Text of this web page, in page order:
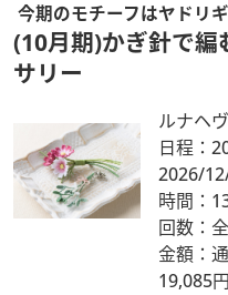
今期のモチーフはヤドリ
(10月期)かぎ針で編
サリー
ルナヘ
日程：
2026/
時間：
回数：
金額：
19,085円